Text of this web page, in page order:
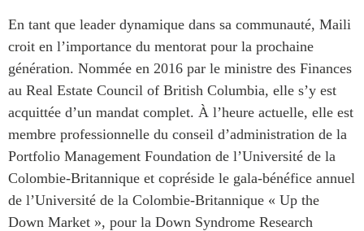
i-LEAD
RÉSEAUX
Attachés supérieurs de
recherche
APEC
des entreprises
Conférence Canada-en-
Asie
CPTPP Portal
En tant que leader dynamique dans sa communauté, Maili
croit en l’importance du mentorat pour la prochaine
génération. Nommée en 2016 par le ministre des Finances
au Real Estate Council of British Columbia, elle s’y est
acquittée d’un mandat complet. À l’heure actuelle, elle est
membre professionnelle du conseil d’administration de la
Portfolio Management Foundation de l’Université de la
Colombie-Britannique et copréside le gala-bénéfice annuel
de l’Université de la Colombie-Britannique « Up the
Down Market », pour la Down Syndrome Research